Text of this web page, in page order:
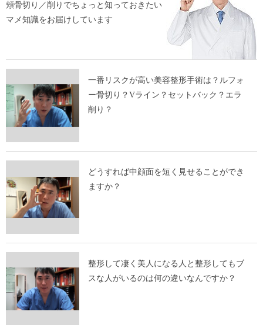
頬骨切り／削りでちょっと知っておきたい
マメ知識をお届けしています
一番リスクが高い美容整形手術は？ルフォ
ー骨切り？Vライン？セットバック？エラ
削り？
どうすれば中顔面を短く見せることができ
ますか？
整形して凄く美人になる人と整形してもブ
スな人がいるのは何の違いなんですか？